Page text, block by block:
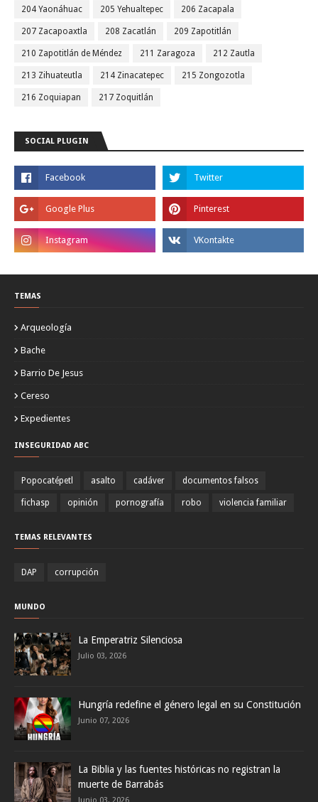
204 Yaonáhuac 205 Yehualtepec 206 Zacapala
207 Zacapoaxtla 208 Zacatlán 209 Zapotitlán
210 Zapotitlán de Méndez 211 Zaragoza 212 Zautla
213 Zihuateutla 214 Zinacatepec 215 Zongozotla
216 Zoquiapan 217 Zoquitlán
SOCIAL PLUGIN
TEMAS
Arqueología
Bache
Barrio De Jesus
Cereso
Expedientes
INSEGURIDAD ABC
Popocatépetl asalto cadáver documentos falsos
fichasp opinión pornografía robo violencia familiar
TEMAS RELEVANTES
DAP corrupción
MUNDO
La Emperatriz Silenciosa
Julio 03, 2026
Hungría redefine el género legal en su Constitución
Junio 07, 2026
La Biblia y las fuentes históricas no registran la
muerte de Barrabás